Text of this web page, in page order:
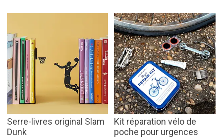
Serre-livres original Slam
Dunk
Kit réparation vélo de
poche pour urgences